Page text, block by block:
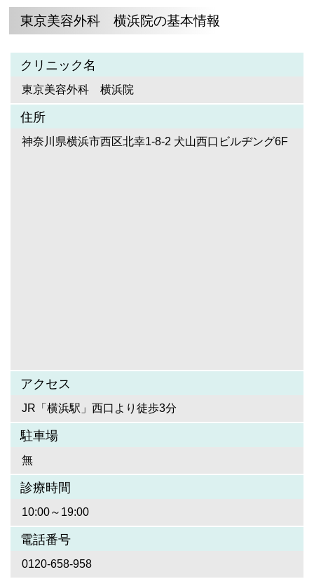
東京美容外科 横浜院の基本情報
クリニック名
東京美容外科 横浜院
住所
神奈川県横浜市西区北幸1-8-2 犬山西口ビルヂング6F
アクセス
JR「横浜駅」西口より徒歩3分
駐車場
無
診療時間
10:00～19:00
電話番号
0120-658-958